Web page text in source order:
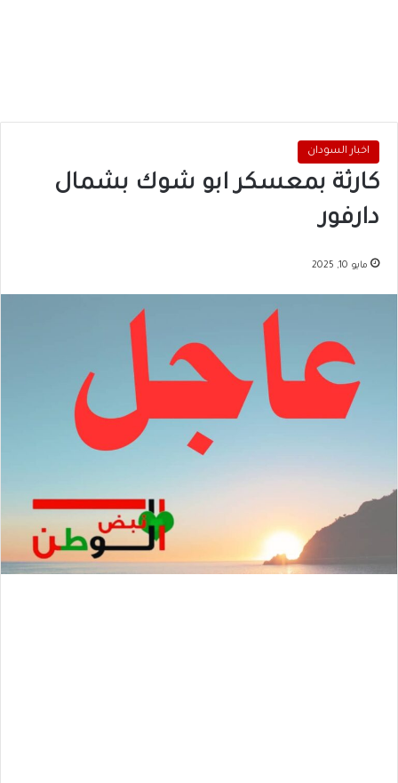
اخبار السودان
كارثة بمعسكر ابو شوك بشمال
دارفور
مايو 10, 2025